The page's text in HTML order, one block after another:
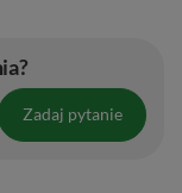
Zadaj pytanie